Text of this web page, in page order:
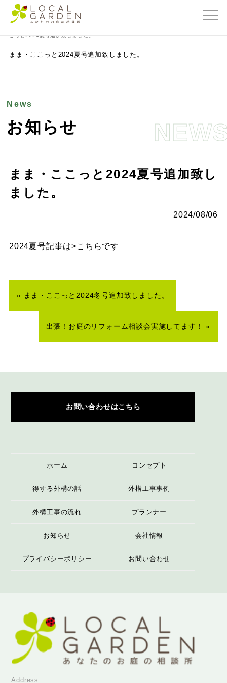
群馬県前橋市の外構・エクステリア専門店ローカルガーデン
こっと2024夏号追加致しました。
まま・ここっと2024夏号追加致しました。
News
お知らせ
まま・ここっと2024夏号追加致し
ました。
2024/08/06
2024夏号記事は>こちらです
« まま・ここっと2024冬号追加致しました。
出張！お庭のリフォーム相談会実施してます！ »
お問い合わせはこちら
ホーム コンセプト
得する外構の話 外構工事事例
外構工事の流れ プランナー
お知らせ 会社情報
プライバシーポリシー お問い合わせ
Address